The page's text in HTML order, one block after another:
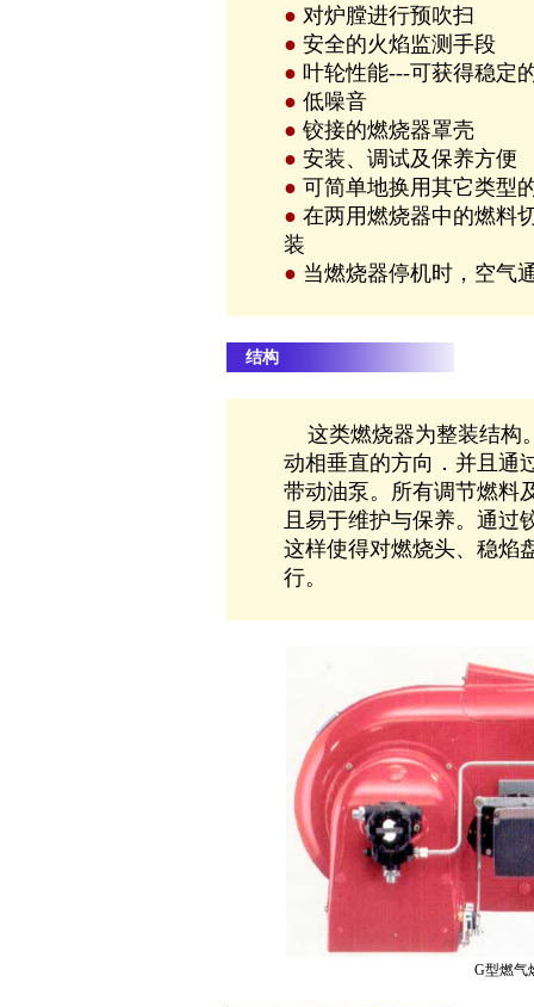
● 对炉膛进行预吹扫
● 安全的火焰监测手段
● 叶轮性能---可获得稳定
● 低噪音
● 铰接的燃烧器罩壳
● 安装、调试及保养方便
● 可简单地换用其它类型
● 在两用燃烧器中的燃料
装
● 当燃烧器停机时，空气
结构
这类燃烧器为整装结构
动相垂直的方向．并且通
带动油泵。所有调节燃料
且易于维护与保养。通过
这样使得对燃烧头、稳焰
行。
G型燃气